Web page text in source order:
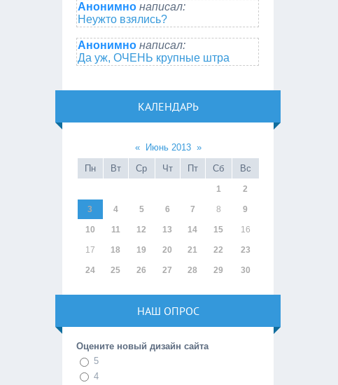
Анонимно написал:
Неужто взялись?
Анонимно написал:
Да уж, ОЧЕНЬ крупные штра
КАЛЕНДАРЬ
« Июнь 2013 »
Пн
Вт Ср Чт Пт Сб Вс
1 2
3 4 5 6 7 8 9
10 11 12 13 14 15 16
17 18 19 20 21 22 23
24 25 26 27 28 29 30
НАШ ОПРОС
Оцените новый дизайн сайта
5
4